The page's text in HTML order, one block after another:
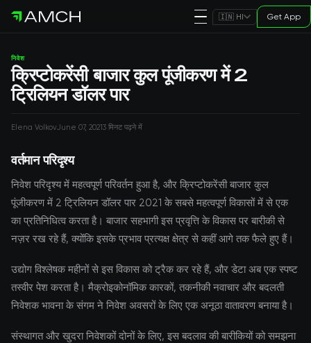
🇮🇳 HI Get App
निवेश
क्रिप्टोकरेंसी बाजार कुल पूंजीकरण में 2
ट्रिलियन डॉलर पार
Elena VolkovJune 07, 20213 मिनट पढ़ने में
वर्तमान परिदृश्य
निवेश परिदृश्य में महत्वपूर्ण परिवर्तन हुआ है, और क्रिप्टोकरेंसी बाजार कुल
पूंजीकरण में 2 ट्रिलियन डॉलर पार 2021 के सबसे महत्वपूर्ण विकासों में से एक
का प्रतिनिधित्व करता है। बाजार सहभागी इस प्रवृत्ति के विकास पर बारीकी से
नज़र रख रहे हैं, क्योंकि इसके प्रभाव प्रत्यक्ष क्षेत्र से कहीं आगे तक फैले हुए हैं।
उद्योग विश्लेषक महीनों से इस विकास को ट्रैक कर रहे हैं, और डेटा अब एक स्पष्ट
तस्वीर पेश करता है। मैक्रोइकोनॉमिक कारकों, तकनीकी नवाचार और बदलती
निवेशक भावना के संगम ने निवेश अवसरों के लिए एक अनूठा वातावरण बनाया है।
संस्थागत और खुदरा निवेशकों दोनों के लिए, इस बदलाव की बारीकियों को समझना